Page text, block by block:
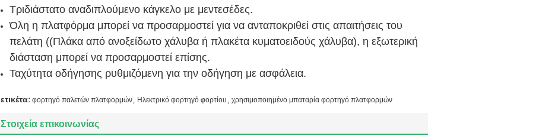
Τριδιάστατο αναδιπλούμενο κάγκελο με μεντεσέδες.
Όλη η πλατφόρμα μπορεί να προσαρμοστεί για να ανταποκριθεί στις απαιτήσεις του
πελάτη ((Πλάκα από ανοξείδωτο χάλυβα ή πλακέτα κυματοειδούς χάλυβα), η εξωτερική
διάσταση μπορεί να προσαρμοστεί επίσης.
Ταχύτητα οδήγησης ρυθμιζόμενη για την οδήγηση με ασφάλεια.
ετικέτα: φορτηγό παλετών πλατφορμών Ηλεκτρικό φορτηγό φορτίου χρησιμοποιημένο μπαταρία φορτηγό πλατφορμών
Στοιχεία επικοινωνίας